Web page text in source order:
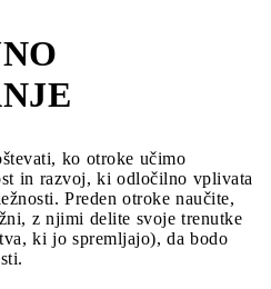
ko otroke učimo
in razvoj, ki odločilno vplivata
Preden otroke naučite,
z njimi delite svoje trenutke
ki jo spremljajo), da bodo